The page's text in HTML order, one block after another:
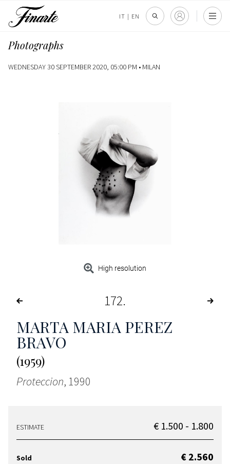
IT | EN
Photographs
WEDNESDAY 30 SEPTEMBER 2020, 05:00 PM • MILAN
High resolution
172
MARTA MARIA PEREZ
BRAVO
(1959)
Proteccion, 1990
ESTIMATE € 1.500 - 1.800
Sold € 2.560